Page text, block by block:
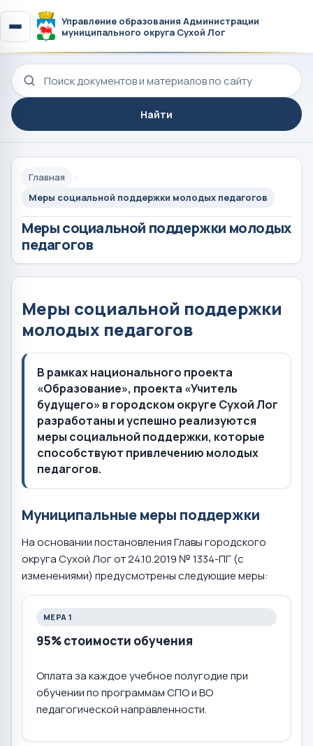
Управление образования Администрации
муниципального округа Сухой Лог
Поиск по сайту
Найти
Главная
Меры социальной поддержки молодых педагогов
Меры социальной поддержки молодых
педагогов
Меры социальной поддержки
молодых педагогов
В рамках национального проекта
«Образование», проекта «Учитель
будущего» в городском округе Сухой Лог
разработаны и успешно реализуются
меры социальной поддержки, которые
способствуют привлечению молодых
педагогов.
Муниципальные меры поддержки
На основании постановления Главы городского
округа Сухой Лог от 24.10.2019 № 1334-ПГ (с
изменениями) предусмотрены следующие меры:
МЕРА 1
95% стоимости обучения
Оплата за каждое учебное полугодие при
обучении по программам СПО и ВО
педагогической направленности.